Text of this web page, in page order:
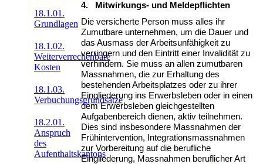
18.1.01.
Grundlagen
18.1.02.
Weiterverrechenbare
Kosten
18.1.03.
Verbuchungsgrundsätze
18.2.01.
Anspruch
des
Aufenthaltskantons
4. Mitwirkungs- und Meldepflichten
Die versicherte Person muss alles ihr
Zumutbare unternehmen, um die Dauer und
das Ausmass der Arbeitsunfähigkeit zu
verringern und den Eintritt einer Invalidität zu
verhindern. Sie muss an allen zumutbaren
Massnahmen, die zur Erhaltung des
bestehenden Arbeitsplatzes oder zu ihrer
Eingliederung ins Erwerbsleben oder in einen
dem Erwerbsleben gleichgestellten
Aufgabenbereich dienen, aktiv teilnehmen.
Dies sind insbesondere Massnahmen der
Frühintervention, Integrationsmassnahmen
zur Vorbereitung auf die berufliche
Eingliederung, Massnahmen beruflicher Art